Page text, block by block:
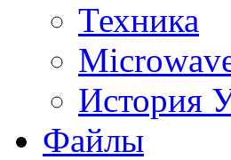
Техника
История
Файлы